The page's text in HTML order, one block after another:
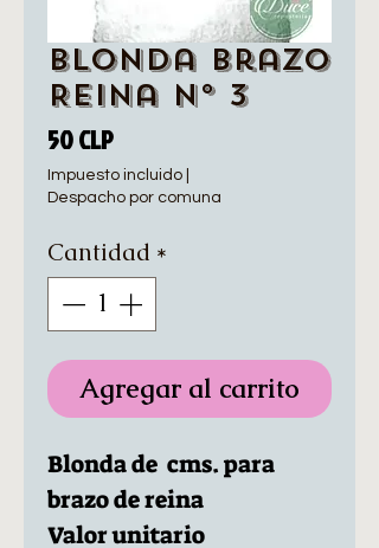
Blonda Brazo
Reina N° 3
50 CLPPrecio
Impuesto incluido
Despacho por comuna
Cantidad *
Agregar al carrito
Blonda de cms. para
brazo de reina
Valor unitario